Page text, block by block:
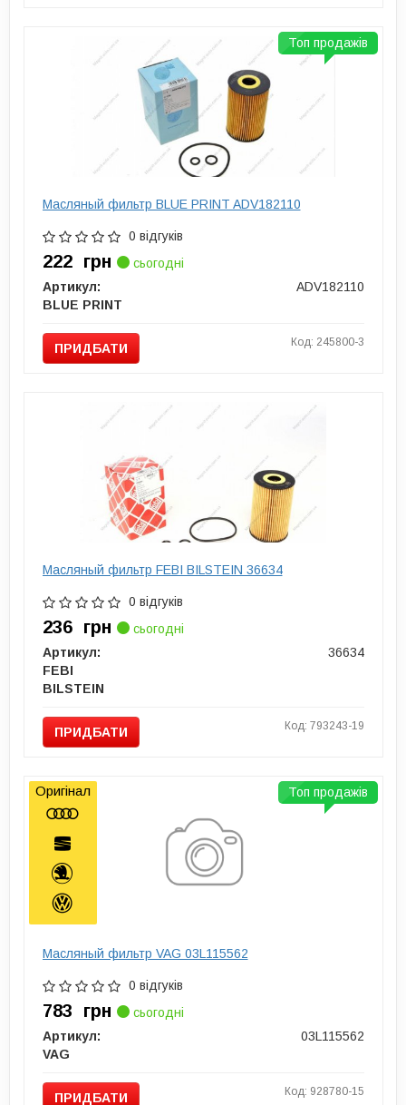
Масляный фильтр BLUE PRINT ADV182110
0 відгуків
222 грн
сьогодні
Артикул:
ADV182110
BLUE PRINT
ПРИДБАТИ Код: 245800-3
Топ продажів
Масляный фильтр FEBI BILSTEIN 36634
0 відгуків
236 грн
сьогодні
Артикул:
36634
FEBI
BILSTEIN
ПРИДБАТИ Код: 793243-19
Масляный фильтр VAG 03L115562
0 відгуків
783 грн
сьогодні
Артикул:
03L115562
VAG
ПРИДБАТИ Код: 928780-15
Топ продажів
Оригінал